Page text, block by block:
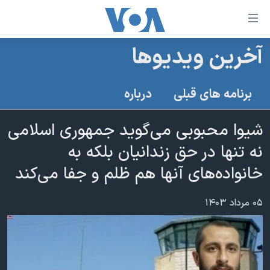
لینکهای
قابل
دسترسی
محتوای
اصلی
جهش
به
صفحه
جهش
به
جستجو
خانه
نسخه سبک وب‌سایت
موضوع ها
ایران
آمریکا
جهان
گزیده‌ها
ویژه برنامه‌ها
ویدیوها
برنامه های تلویزیونی
جدول برنامه ها
صفحه‌های ویژه
عملیات خشم حماسی
۲۵۰سالگی آمریکا
بایگانی برنامه‌های تلویزیونی
پخش رادیویی
یادگیری زبان انگلیسی
آخرین ویدیوها
برنامه های قبلی درباره
شیوا محبوبی می‌گوید جمهوری اسلامی
نه تنها در حق زندانیان بلکه به
خانواده‌های آنها هم ظلم و جفا می‌کند
۰۵ مرداد ۱۴۰۳